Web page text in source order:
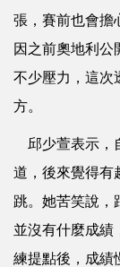
張，賽前也會擔
因之前奧地利公
不少壓力，這次
方。
邱少萱表示，
道，後來覺得有
跳。她苦笑說，
並沒有什麼成績
練提點後，成績